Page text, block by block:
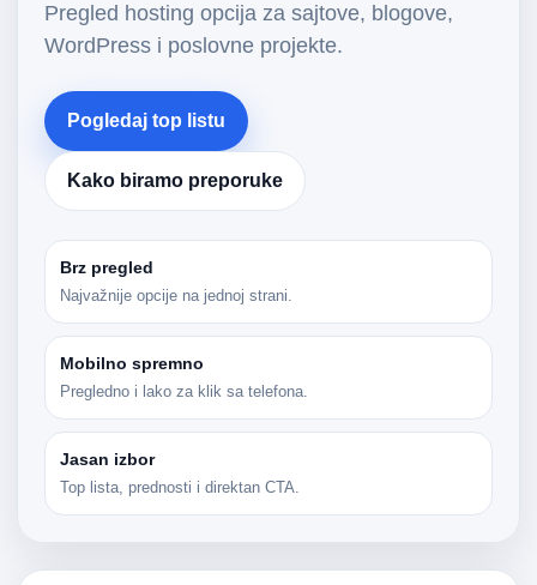
Pregled hosting opcija za sajtove, blogove,
WordPress i poslovne projekte.
Pogledaj top listu
Kako biramo preporuke
Brz pregled
Najvažnije opcije na jednoj strani.
Mobilno spremno
Pregledno i lako za klik sa telefona.
Jasan izbor
Top lista, prednosti i direktan CTA.